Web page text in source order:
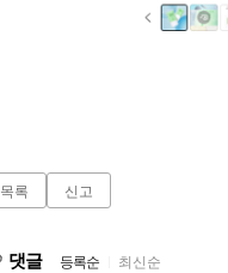
목록 신고
댓글 등록순 최신순